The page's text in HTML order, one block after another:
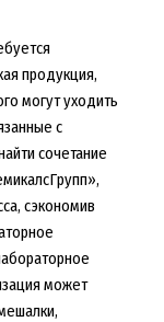
продукция,
могут уходить
с
сочетание
сэкономив
может